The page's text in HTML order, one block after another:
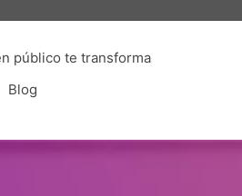
público te transforma
Blog